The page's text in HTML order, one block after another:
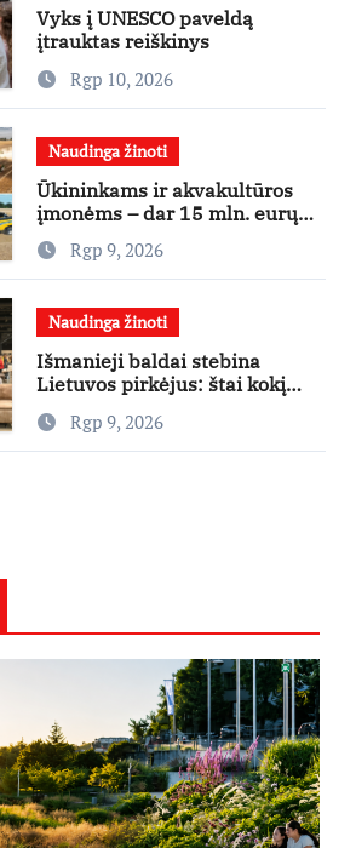
Vyks į UNESCO paveldą
įtrauktas reiškinys
Rgp 10, 2026
Naudinga žinoti
Ūkininkams ir akvakultūros
įmonėms – dar 15 mln. eurų
lengvatinėms paskoloms
Rgp 9, 2026
Naudinga žinoti
Išmanieji baldai stebina
Lietuvos pirkėjus: štai kokį
išgraibsto pirmiausia
Rgp 9, 2026